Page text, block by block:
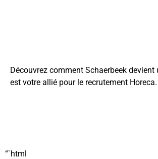
Découvrez comment Schaerbeek
est votre allié pour le recrutement Horeca.
“`html